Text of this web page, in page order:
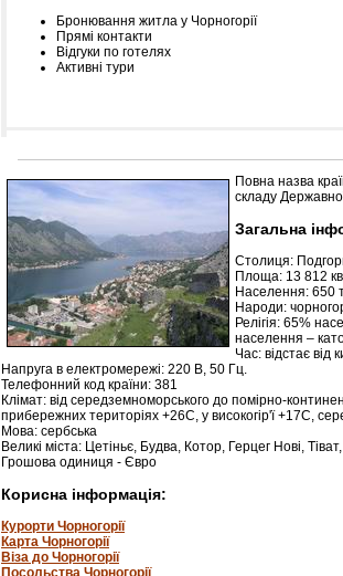
Бронювання житла у Чорногорії
Прямі контакти
Відгуки по готелях
Активні тури
Розміщення інформації про готель на
Редагування інформації і цін на вимогу
Лічільник відвідувачів
Повна назва
складу
Загальна
Столиця:
Площа: 13 812
Населення: 650
Народи:
Релігія: 65%
населення –
Час: відстає від
Напруга в електромережі: 220 В, 50 Гц.
Телефонний код країни: 381
Клімат: від середземноморського до помірно-
прибережних територіях +26С, у високогір'ї +17С,
Мова: сербська
Великі міста: Цетіньє, Будва, Котор, Герцег Нові,
Грошова одиниця - Євро
Корисна інформація:
Курорти Чорногорії
Карта Чорногорії
Віза до Чорногорії
Посольства Чорногорії